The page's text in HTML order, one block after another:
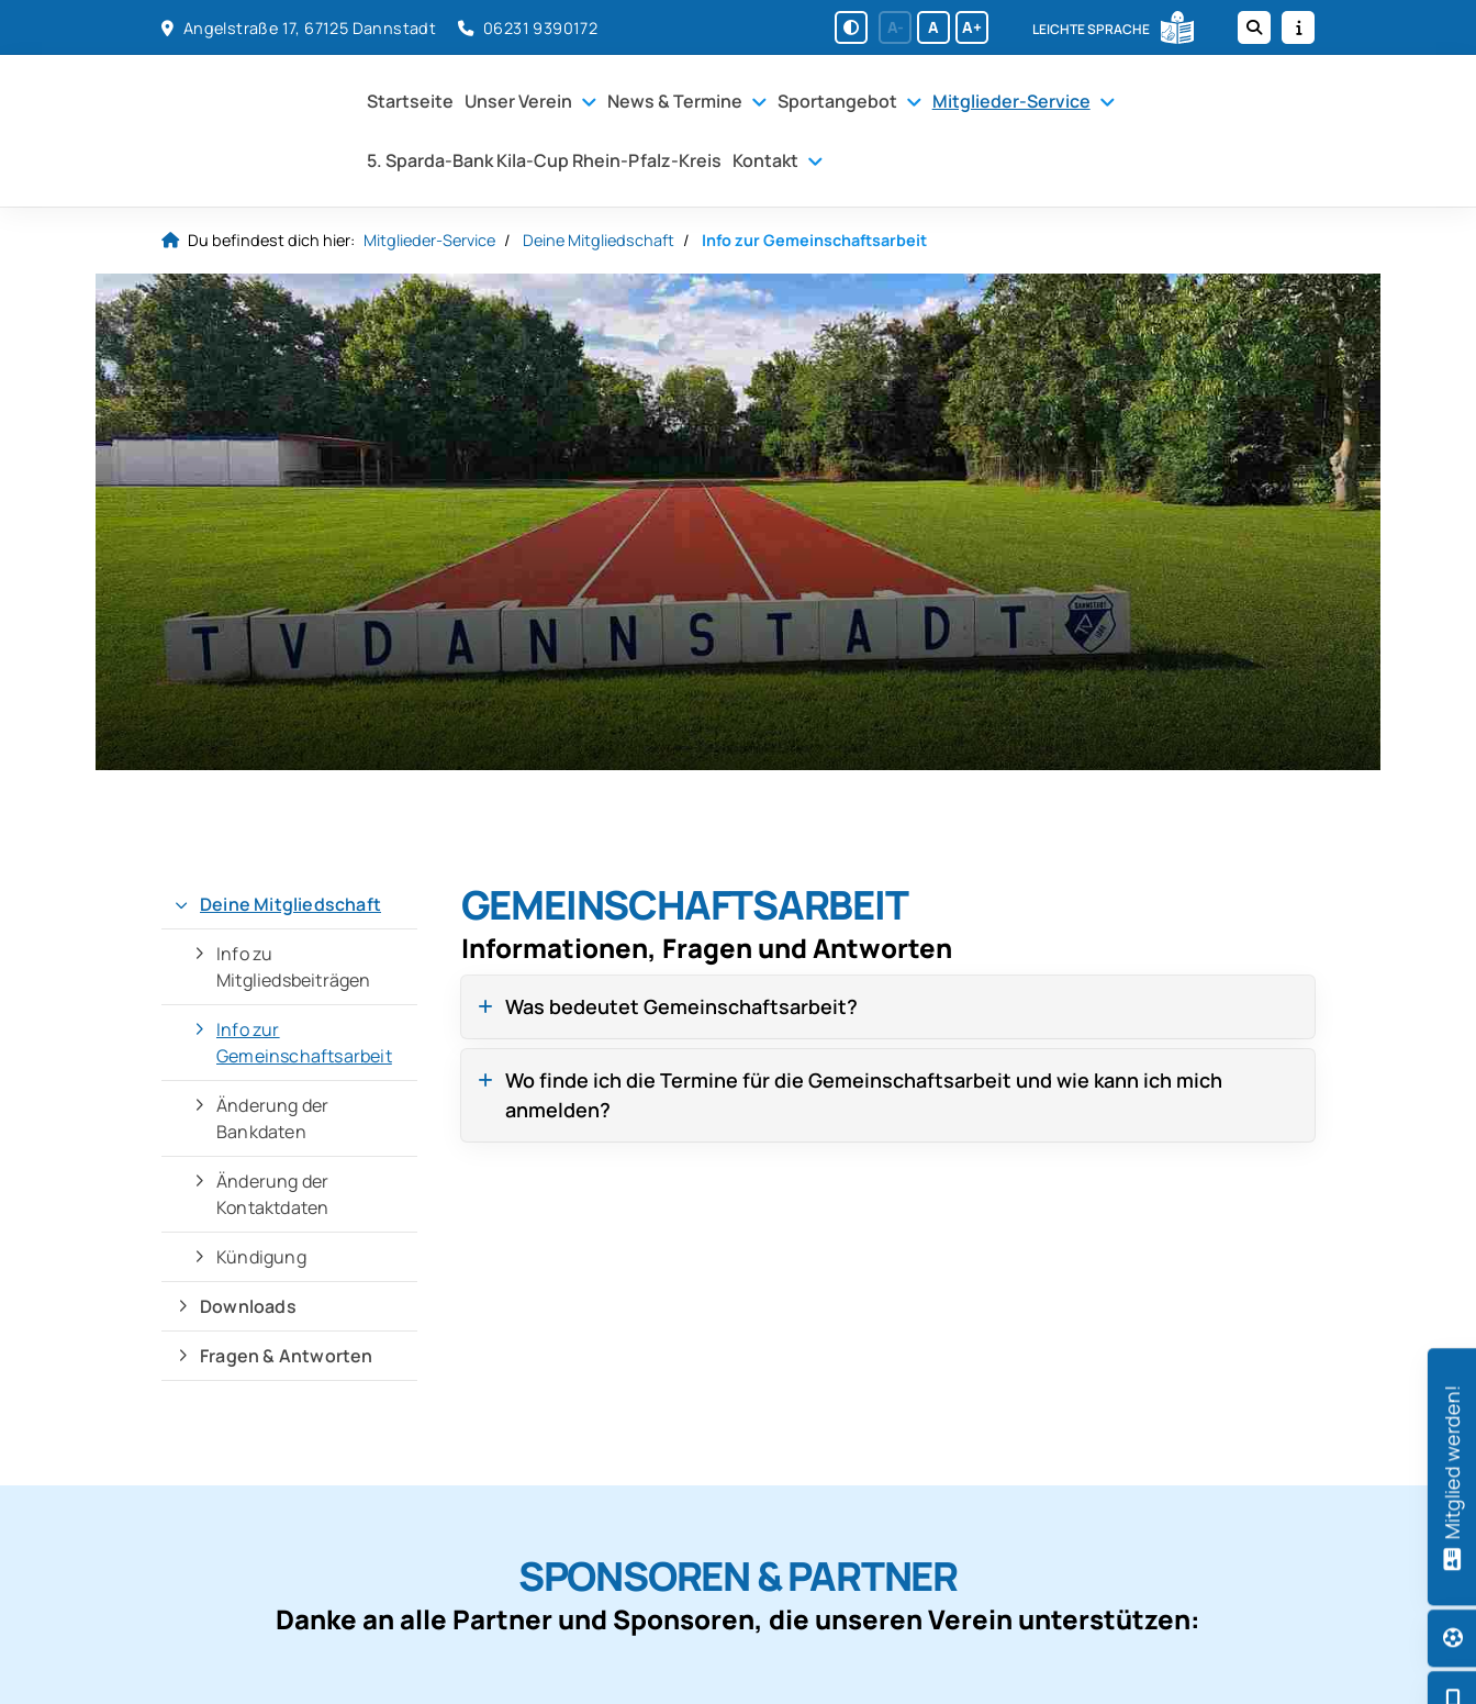
Angelstraße 17, 67125 Dannstadt 06231 9390172 A- A A+ LEICHTE SPRACHE
Startseite Unser Verein News & Termine Sportangebot Mitglieder-Service
5. Sparda-Bank Kila-Cup Rhein-Pfalz-Kreis Kontakt
Du befindest dich hier: Mitglieder-Service Deine Mitgliedschaft Info zur Gemeinschaftsarbeit
GEMEINSCHAFTSARBEIT
Informationen, Fragen und Antworten
Was bedeutet Gemeinschaftsarbeit?
Wo finde ich die Termine für die Gemeinschaftsarbeit und wie kann ich mich
anmelden?
Deine Mitgliedschaft
Info zu
Mitgliedsbeiträgen
Info zur
Gemeinschaftsarbeit
Änderung der
Bankdaten
Änderung der
Kontaktdaten
Kündigung
Downloads
Fragen & Antworten
SPONSOREN & PARTNER
Danke an alle Partner und Sponsoren, die unseren Verein unterstützen:
Mitglied werden!
QUICKLINKS
Sportangebote finden
Unser Sportangebot
Mitglieder-Service
Alles zur Mitgliedschaft
Geschäftsstelle
TV Dannstadt